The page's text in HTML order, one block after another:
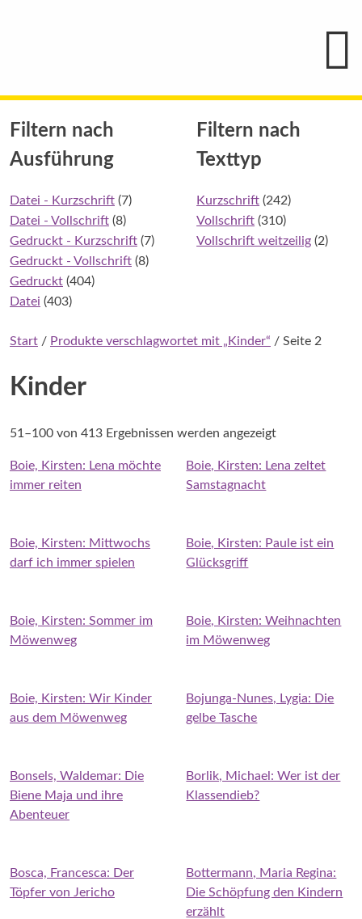
von
to
Filtern nach
Ausführung
Datei - Kurzschrift (7)
Datei - Vollschrift (8)
Gedruckt - Kurzschrift (7)
Gedruckt - Vollschrift (8)
Gedruckt (404)
Datei (403)
Filtern nach
Texttyp
Kurzschrift (242)
Vollschrift (310)
Vollschrift weitzeilig (2)
Start / Produkte verschlagwortet mit „Kinder“ / Seite 2
Kinder
51–100 von 413 Ergebnissen werden angezeigt
Boie, Kirsten: Lena möchte
immer reiten
Boie, Kirsten: Lena zeltet
Samstagnacht
Boie, Kirsten: Mittwochs
darf ich immer spielen
Boie, Kirsten: Paule ist ein
Glücksgriff
Boie, Kirsten: Sommer im
Möwenweg
Boie, Kirsten: Weihnachten
im Möwenweg
Boie, Kirsten: Wir Kinder
aus dem Möwenweg
Bojunga-Nunes, Lygia: Die
gelbe Tasche
Bonsels, Waldemar: Die
Biene Maja und ihre
Abenteuer
Borlik, Michael: Wer ist der
Klassendieb?
Bosca, Francesca: Der
Töpfer von Jericho
Bottermann, Maria Regina:
Die Schöpfung den Kindern
erzählt